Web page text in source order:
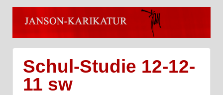
Schul-Studie 12-12-
11 sw